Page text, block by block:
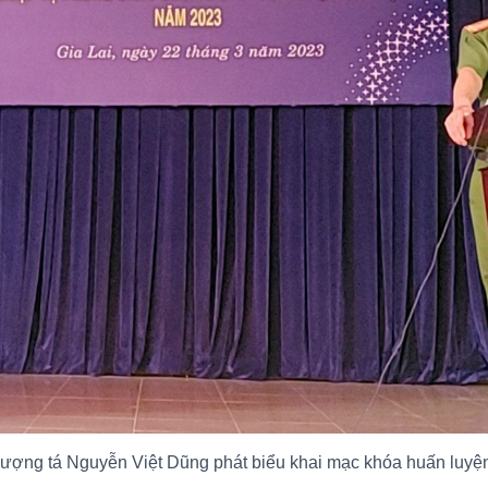
tá Nguyễn Việt Dũng phát biểu khai mạc khóa huấn